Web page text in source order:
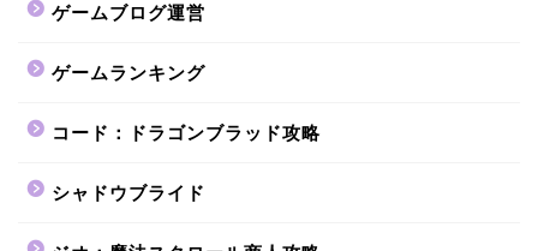
ゲームブログ運営
ゲームランキング
コード：ドラゴンブラッド攻略
シャドウブライド